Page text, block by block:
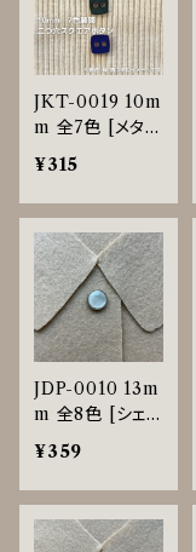
JKT-0019 10m
m 全7色 [メタ
ル][スクエア][2
つ穴]
¥315
JDP-0010 13m
m 全8色 [シェ
ル調][裏足ボタ
ン][ブラウス]
¥359